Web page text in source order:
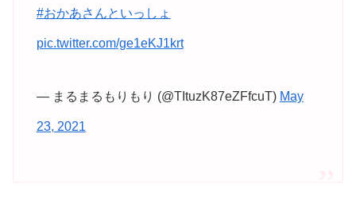
#おかあさんといっしょ
pic.twitter.com/ge1eKJ1krt
— まるまるもりもり (@TItuzK87eZFfcuT) May
23, 2021